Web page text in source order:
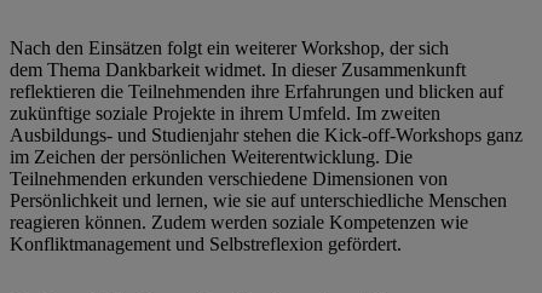
Nach den Einsätzen folgt ein weiterer Workshop, der sich
dem Thema Dankbarkeit widmet. In dieser Zusammenkunft
reflektieren die Teilnehmenden ihre Erfahrungen und blicken auf
zukünftige soziale Projekte in ihrem Umfeld. Im zweiten
Ausbildungs- und Studienjahr stehen die Kick-off-Workshops ganz
im Zeichen der persönlichen Weiterentwicklung. Die
Teilnehmenden erkunden verschiedene Dimensionen von
Persönlichkeit und lernen, wie sie auf unterschiedliche Menschen
reagieren können. Zudem werden soziale Kompetenzen wie
Konfliktmanagement und Selbstreflexion gefördert.